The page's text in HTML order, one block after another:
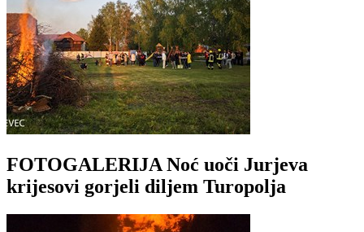
FOTOGALERIJA Noć uoči Jurjeva
krijesovi gorjeli diljem Turopolja